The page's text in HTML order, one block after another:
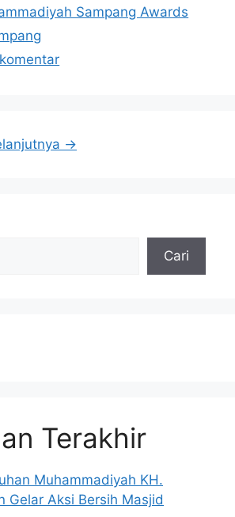
Sampang Awards
→
Cari
Terakhir
Muhammadiyah KH.
Gelar Aksi Bersih Masjid